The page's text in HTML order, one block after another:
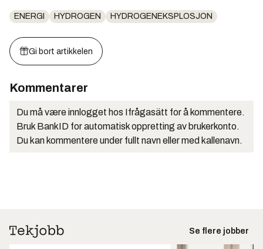
ENERGI HYDROGEN HYDROGENEKSPLOSJON
Gi bort artikkelen
Kommentarer
Du må være innlogget hos Ifrågasätt for å kommentere.
Bruk BankID for automatisk oppretting av brukerkonto.
Du kan kommentere under fullt navn eller med kallenavn.
Se flere jobber